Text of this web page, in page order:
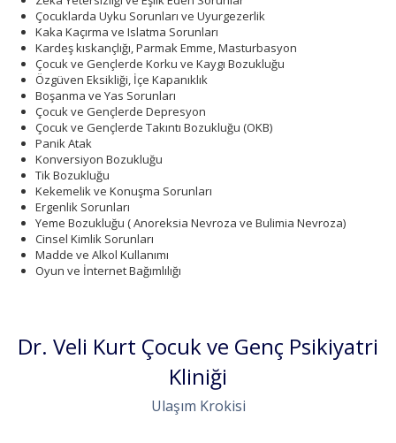
Çocuklarda Uyku Sorunları ve Uyurgezerlik
Kaka Kaçırma ve Islatma Sorunları
Kardeş kıskançlığı, Parmak Emme, Masturbasyon
Çocuk ve Gençlerde Korku ve Kaygı Bozukluğu
Özgüven Eksikliği, İçe Kapanıklık
Boşanma ve Yas Sorunları
Çocuk ve Gençlerde Depresyon
Çocuk ve Gençlerde Takıntı Bozukluğu (OKB)
Panik Atak
Konversiyon Bozukluğu
Tik Bozukluğu
Kekemelik ve Konuşma Sorunları
Ergenlik Sorunları
Yeme Bozukluğu ( Anoreksia Nevroza ve Bulimia Nevroza)
Cinsel Kimlik Sorunları
Madde ve Alkol Kullanımı
Oyun ve İnternet Bağımlılığı
Dr. Veli Kurt Çocuk ve Genç Psikiyatri
Kliniği
Ulaşım Krokisi